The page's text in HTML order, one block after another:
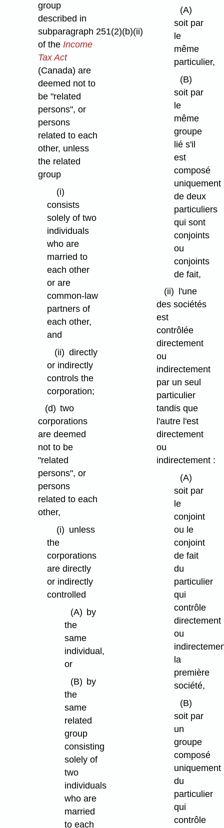
group
described in
subparagraph 251(2)⁠(b)⁠(ii)
of theIncome
Tax Act
(Canada) are
deemed not to
be "related
persons", or
persons
related to each
other, unless
the related
group
(i)
consists
solely of two
individuals
who are
married to
each other
or are
common-law
partners of
each other,
and
(ii) directly
or indirectly
controls the
corporation;
(d) two
corporations
are deemed
not to be
"related
persons", or
persons
related to each
other,
(i) unless
the
corporations
are directly
or indirectly
controlled
(A) by
the
same
individual,
or
(B) by
the
same
related
group
consisting
solely of
two
individuals
who are
married
to each
(A)
soit par
le
même
particulier,
(B)
soit par
le
même
groupe
lié s'il
est
composé
uniquement
de deux
particuliers
qui sont
conjoints
ou
conjoints
de fait,
(ii)
l'une
des sociétés
est
contrôlée
directement
ou
indirectement
par un seul
particulier
tandis que
l'autre l'est
directement
ou
indirectement :
(A)
soit par
le
conjoint
ou le
conjoint
de fait
du
particulier
qui
contrôle
directement
ou
la
première
société,
(B)
soit par
un
groupe
composé
uniquement
du
particulier
qui
contrôle